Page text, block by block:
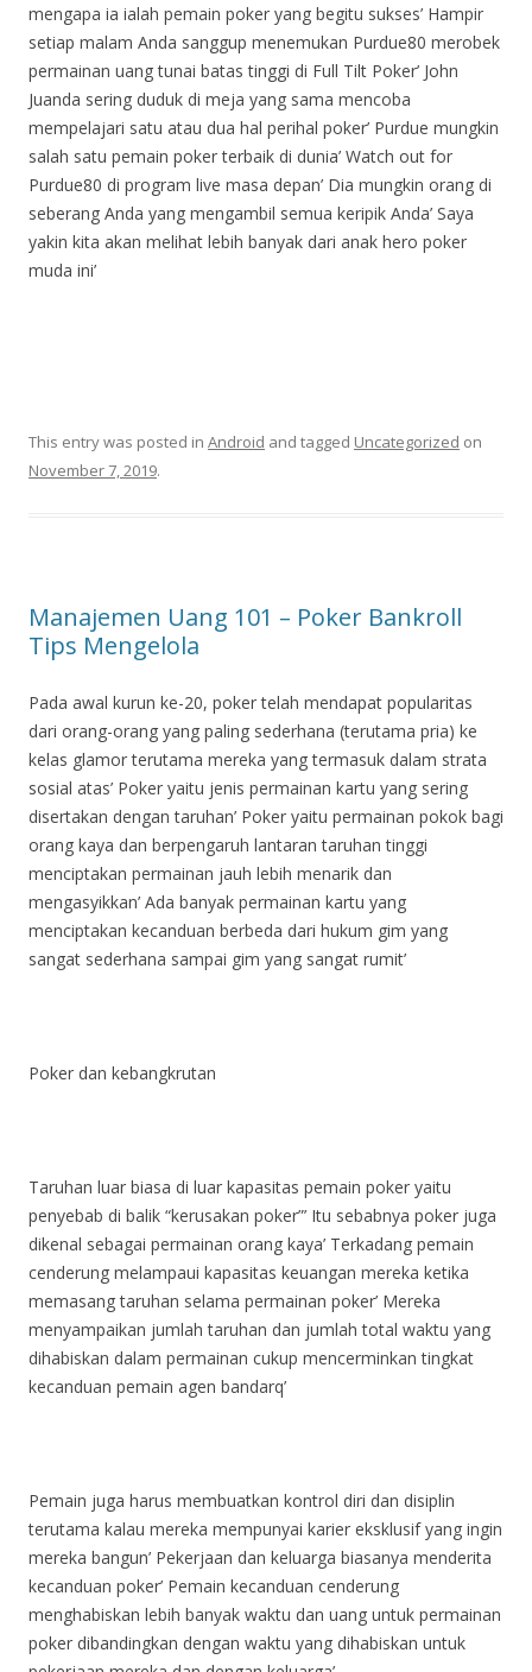
mengapa ia ialah pemain poker yang begitu sukses’ Hampir
setiap malam Anda sanggup menemukan Purdue80 merobek
permainan uang tunai batas tinggi di Full Tilt Poker’ John
Juanda sering duduk di meja yang sama mencoba
mempelajari satu atau dua hal perihal poker’ Purdue mungkin
salah satu pemain poker terbaik di dunia’ Watch out for
Purdue80 di program live masa depan’ Dia mungkin orang di
seberang Anda yang mengambil semua keripik Anda’ Saya
yakin kita akan melihat lebih banyak dari anak hero poker
muda ini’
This entry was posted in Android and tagged Uncategorized on
November 7, 2019.
Manajemen Uang 101 – Poker Bankroll
Tips Mengelola
Pada awal kurun ke-20, poker telah mendapat popularitas
dari orang-orang yang paling sederhana (terutama pria) ke
kelas glamor terutama mereka yang termasuk dalam strata
sosial atas’ Poker yaitu jenis permainan kartu yang sering
disertakan dengan taruhan’ Poker yaitu permainan pokok bagi
orang kaya dan berpengaruh lantaran taruhan tinggi
menciptakan permainan jauh lebih menarik dan
mengasyikkan’ Ada banyak permainan kartu yang
menciptakan kecanduan berbeda dari hukum gim yang
sangat sederhana sampai gim yang sangat rumit’
Poker dan kebangkrutan
Taruhan luar biasa di luar kapasitas pemain poker yaitu
penyebab di balik “kerusakan poker”’ Itu sebabnya poker juga
dikenal sebagai permainan orang kaya’ Terkadang pemain
cenderung melampaui kapasitas keuangan mereka ketika
memasang taruhan selama permainan poker’ Mereka
menyampaikan jumlah taruhan dan jumlah total waktu yang
dihabiskan dalam permainan cukup mencerminkan tingkat
kecanduan pemain agen bandarq’
Pemain juga harus membuatkan kontrol diri dan disiplin
terutama kalau mereka mempunyai karier eksklusif yang ingin
mereka bangun’ Pekerjaan dan keluarga biasanya menderita
kecanduan poker’ Pemain kecanduan cenderung
menghabiskan lebih banyak waktu dan uang untuk permainan
poker dibandingkan dengan waktu yang dihabiskan untuk